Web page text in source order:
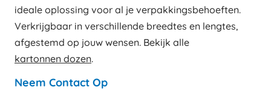
ideale oplossing voor al je verpakkingsbehoeften.
Verkrijgbaar in verschillende breedtes en lengtes,
afgestemd op jouw wensen. Bekijk alle
kartonnen dozen.
Neem Contact Op